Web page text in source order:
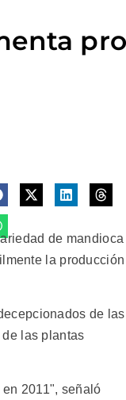
de mandioca
la producción
de las
las plantas
2011", señaló